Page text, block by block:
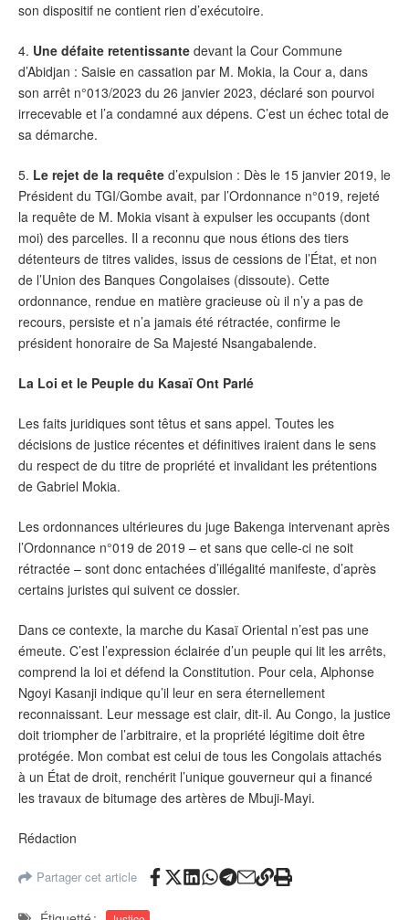
son dispositif ne contient rien d’exécutoire.
4. Une défaite retentissante devant la Cour Commune
d’Abidjan : Saisie en cassation par M. Mokia, la Cour a, dans
son arrêt n°013/2023 du 26 janvier 2023, déclaré son pourvoi
irrecevable et l’a condamné aux dépens. C’est un échec total de
sa démarche.
5. Le rejet de la requête d’expulsion : Dès le 15 janvier 2019, le
Président du TGI/Gombe avait, par l’Ordonnance n°019, rejeté
la requête de M. Mokia visant à expulser les occupants (dont
moi) des parcelles. Il a reconnu que nous étions des tiers
détenteurs de titres valides, issus de cessions de l’État, et non
de l’Union des Banques Congolaises (dissoute). Cette
ordonnance, rendue en matière gracieuse où il n’y a pas de
recours, persiste et n’a jamais été rétractée, confirme le
président honoraire de Sa Majesté Nsangabalende.
La Loi et le Peuple du Kasaï Ont Parlé
Les faits juridiques sont têtus et sans appel. Toutes les
décisions de justice récentes et définitives iraient dans le sens
du respect de du titre de propriété et invalidant les prétentions
de Gabriel Mokia.
Les ordonnances ultérieures du juge Bakenga intervenant après
l’Ordonnance n°019 de 2019 – et sans que celle-ci ne soit
rétractée – sont donc entachées d’illégalité manifeste, d’après
certains juristes qui suivent ce dossier.
Dans ce contexte, la marche du Kasaï Oriental n’est pas une
émeute. C’est l’expression éclairée d’un peuple qui lit les arrêts,
comprend la loi et défend la Constitution. Pour cela, Alphonse
Ngoyi Kasanji indique qu’il leur en sera éternellement
reconnaissant. Leur message est clair, dit-il. Au Congo, la justice
doit triompher de l’arbitraire, et la propriété légitime doit être
protégée. Mon combat est celui de tous les Congolais attachés
à un État de droit, renchérit l’unique gouverneur qui a financé
les travaux de bitumage des artères de Mbuji-Mayi.
Rédaction
Partager cet article